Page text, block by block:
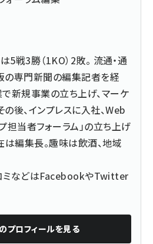
5戦3勝（1KO）2敗。 流通・通
の専門新聞の編集記者を経
新規事業の立ち上げ、マーケ
の後、インプレスに入社、Web
プ担当者フォーラム」の立ち上げ
編集長。趣味は飲酒、地域
ミなどはFacebookやTwitter
のプロフィールを見る